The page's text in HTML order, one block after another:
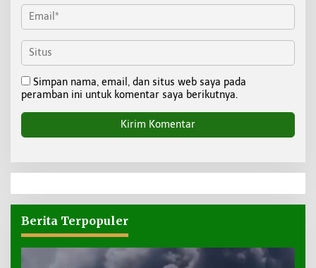
Simpan nama, email, dan situs web saya pada
peramban ini untuk komentar saya berikutnya.
Berita Terpopuler